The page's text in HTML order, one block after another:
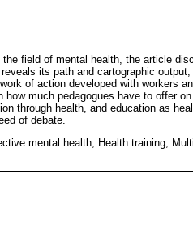
field of mental health, the article
its path and cartographic
of action developed with workers
much pedagogues have to offer
through health, and education as
of debate.
mental health; Health training;